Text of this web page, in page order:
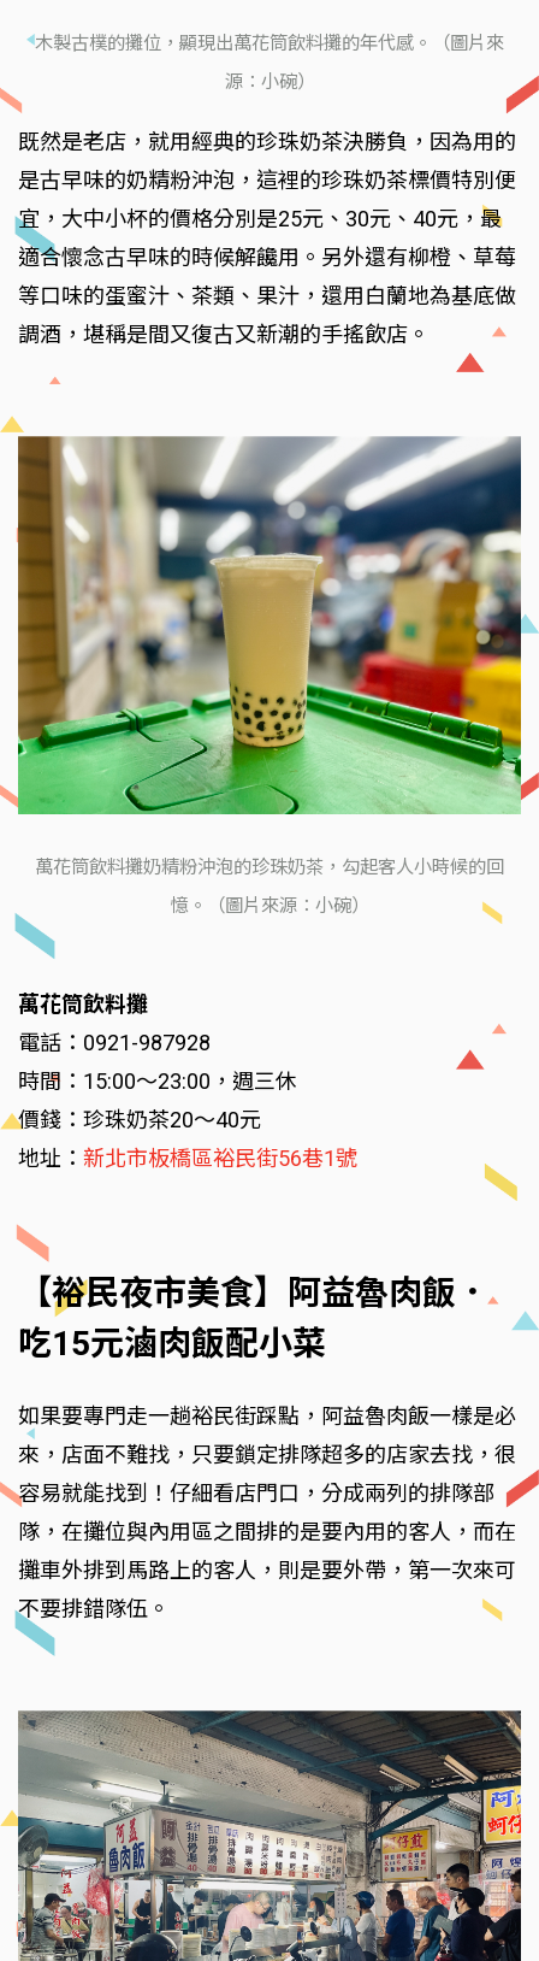
木製古樸的攤位，顯現出萬花筒飲料攤的年代感。（圖片來
源：小碗）
既然是老店，就用經典的珍珠奶茶決勝負，因為用的
是古早味的奶精粉沖泡，這裡的珍珠奶茶標價特別便
宜，大中小杯的價格分別是25元、30元、40元，最
適合懷念古早味的時候解饞用。另外還有柳橙、草莓
等口味的蛋蜜汁、茶類、果汁，還用白蘭地為基底做
調酒，堪稱是間又復古又新潮的手搖飲店。
萬花筒飲料攤奶精粉沖泡的珍珠奶茶，勾起客人小時候的回
憶。（圖片來源：小碗）
萬花筒飲料攤
電話：0921-987928
時間：15:00～23:00，週三休
價錢：珍珠奶茶20～40元
地址： 新北市板橋區裕民街56巷1號
【裕民夜市美食】阿益魯肉飯．
吃15元滷肉飯配小菜
如果要專門走一趟裕民街踩點，阿益魯肉飯一樣是必
來，店面不難找，只要鎖定排隊超多的店家去找，很
容易就能找到！仔細看店門口，分成兩列的排隊部
隊，在攤位與內用區之間排的是要內用的客人，而在
攤車外排到馬路上的客人，則是要外帶，第一次來可
不要排錯隊伍。